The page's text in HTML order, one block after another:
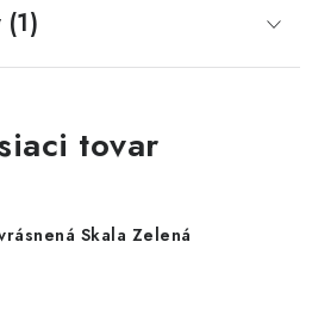
tovar
Skala Zelená